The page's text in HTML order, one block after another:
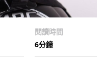
閱讀時間
6分鐘